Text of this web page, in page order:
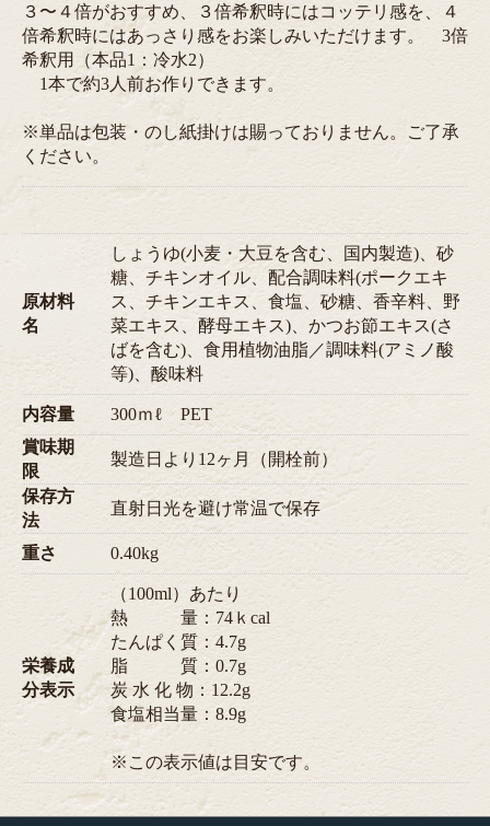
３〜４倍がおすすめ、３倍希釈時にはコッテリ感を、４
倍希釈時にはあっさり感をお楽しみいただけます。 3倍
希釈用（本品1：冷水2）
1本で約3人前お作りできます。
※単品は包装・のし紙掛けは賜っておりません。ご了承
ください。
原材料
名
しょうゆ(小麦・大豆を含む、国内製造)、砂
糖、チキンオイル、配合調味料(ポークエキ
ス、チキンエキス、食塩、砂糖、香辛料、野
菜エキス、酵母エキス)、かつお節エキス(さ
ばを含む)、食用植物油脂／調味料(アミノ酸
等)、酸味料
内容量
300ｍℓ PET
賞味期
限
製造日より12ヶ月（開栓前）
保存方
法
直射日光を避け常温で保存
重さ 0.40kg
栄養成
分表示
（100ml）あたり
熱 量：74ｋcal
たんぱく質：4.7g
脂 質：0.7g
炭 水 化 物：12.2g
食塩相当量：8.9g
※この表示値は目安です。